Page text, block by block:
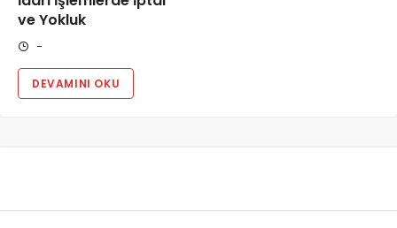
ve Yokluk
-
DEVAMINI OKU